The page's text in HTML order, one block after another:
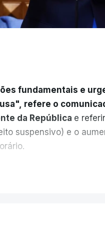
fundamentais e
refere o
da República e
suspensivo) e o
sendo atingido o